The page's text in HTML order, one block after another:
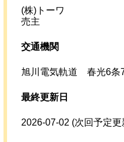
(株)トーワ
売主
交通機関
旭川電気軌道 春光6条
最終更新日
2026-07-02 (次回予定